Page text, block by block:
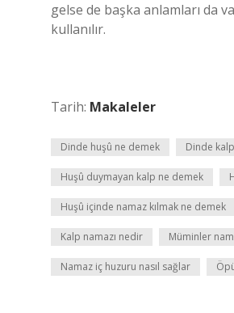
gelse de başka anlamları da
kullanılır.
Tarih: Makaleler
Dinde huşû ne demek Dinde
Huşû duymayan kalp ne demek
Huşû içinde namaz kılmak ne demek
Kalp namazı nedir Müminler
Namaz iç huzuru nasıl sağlar